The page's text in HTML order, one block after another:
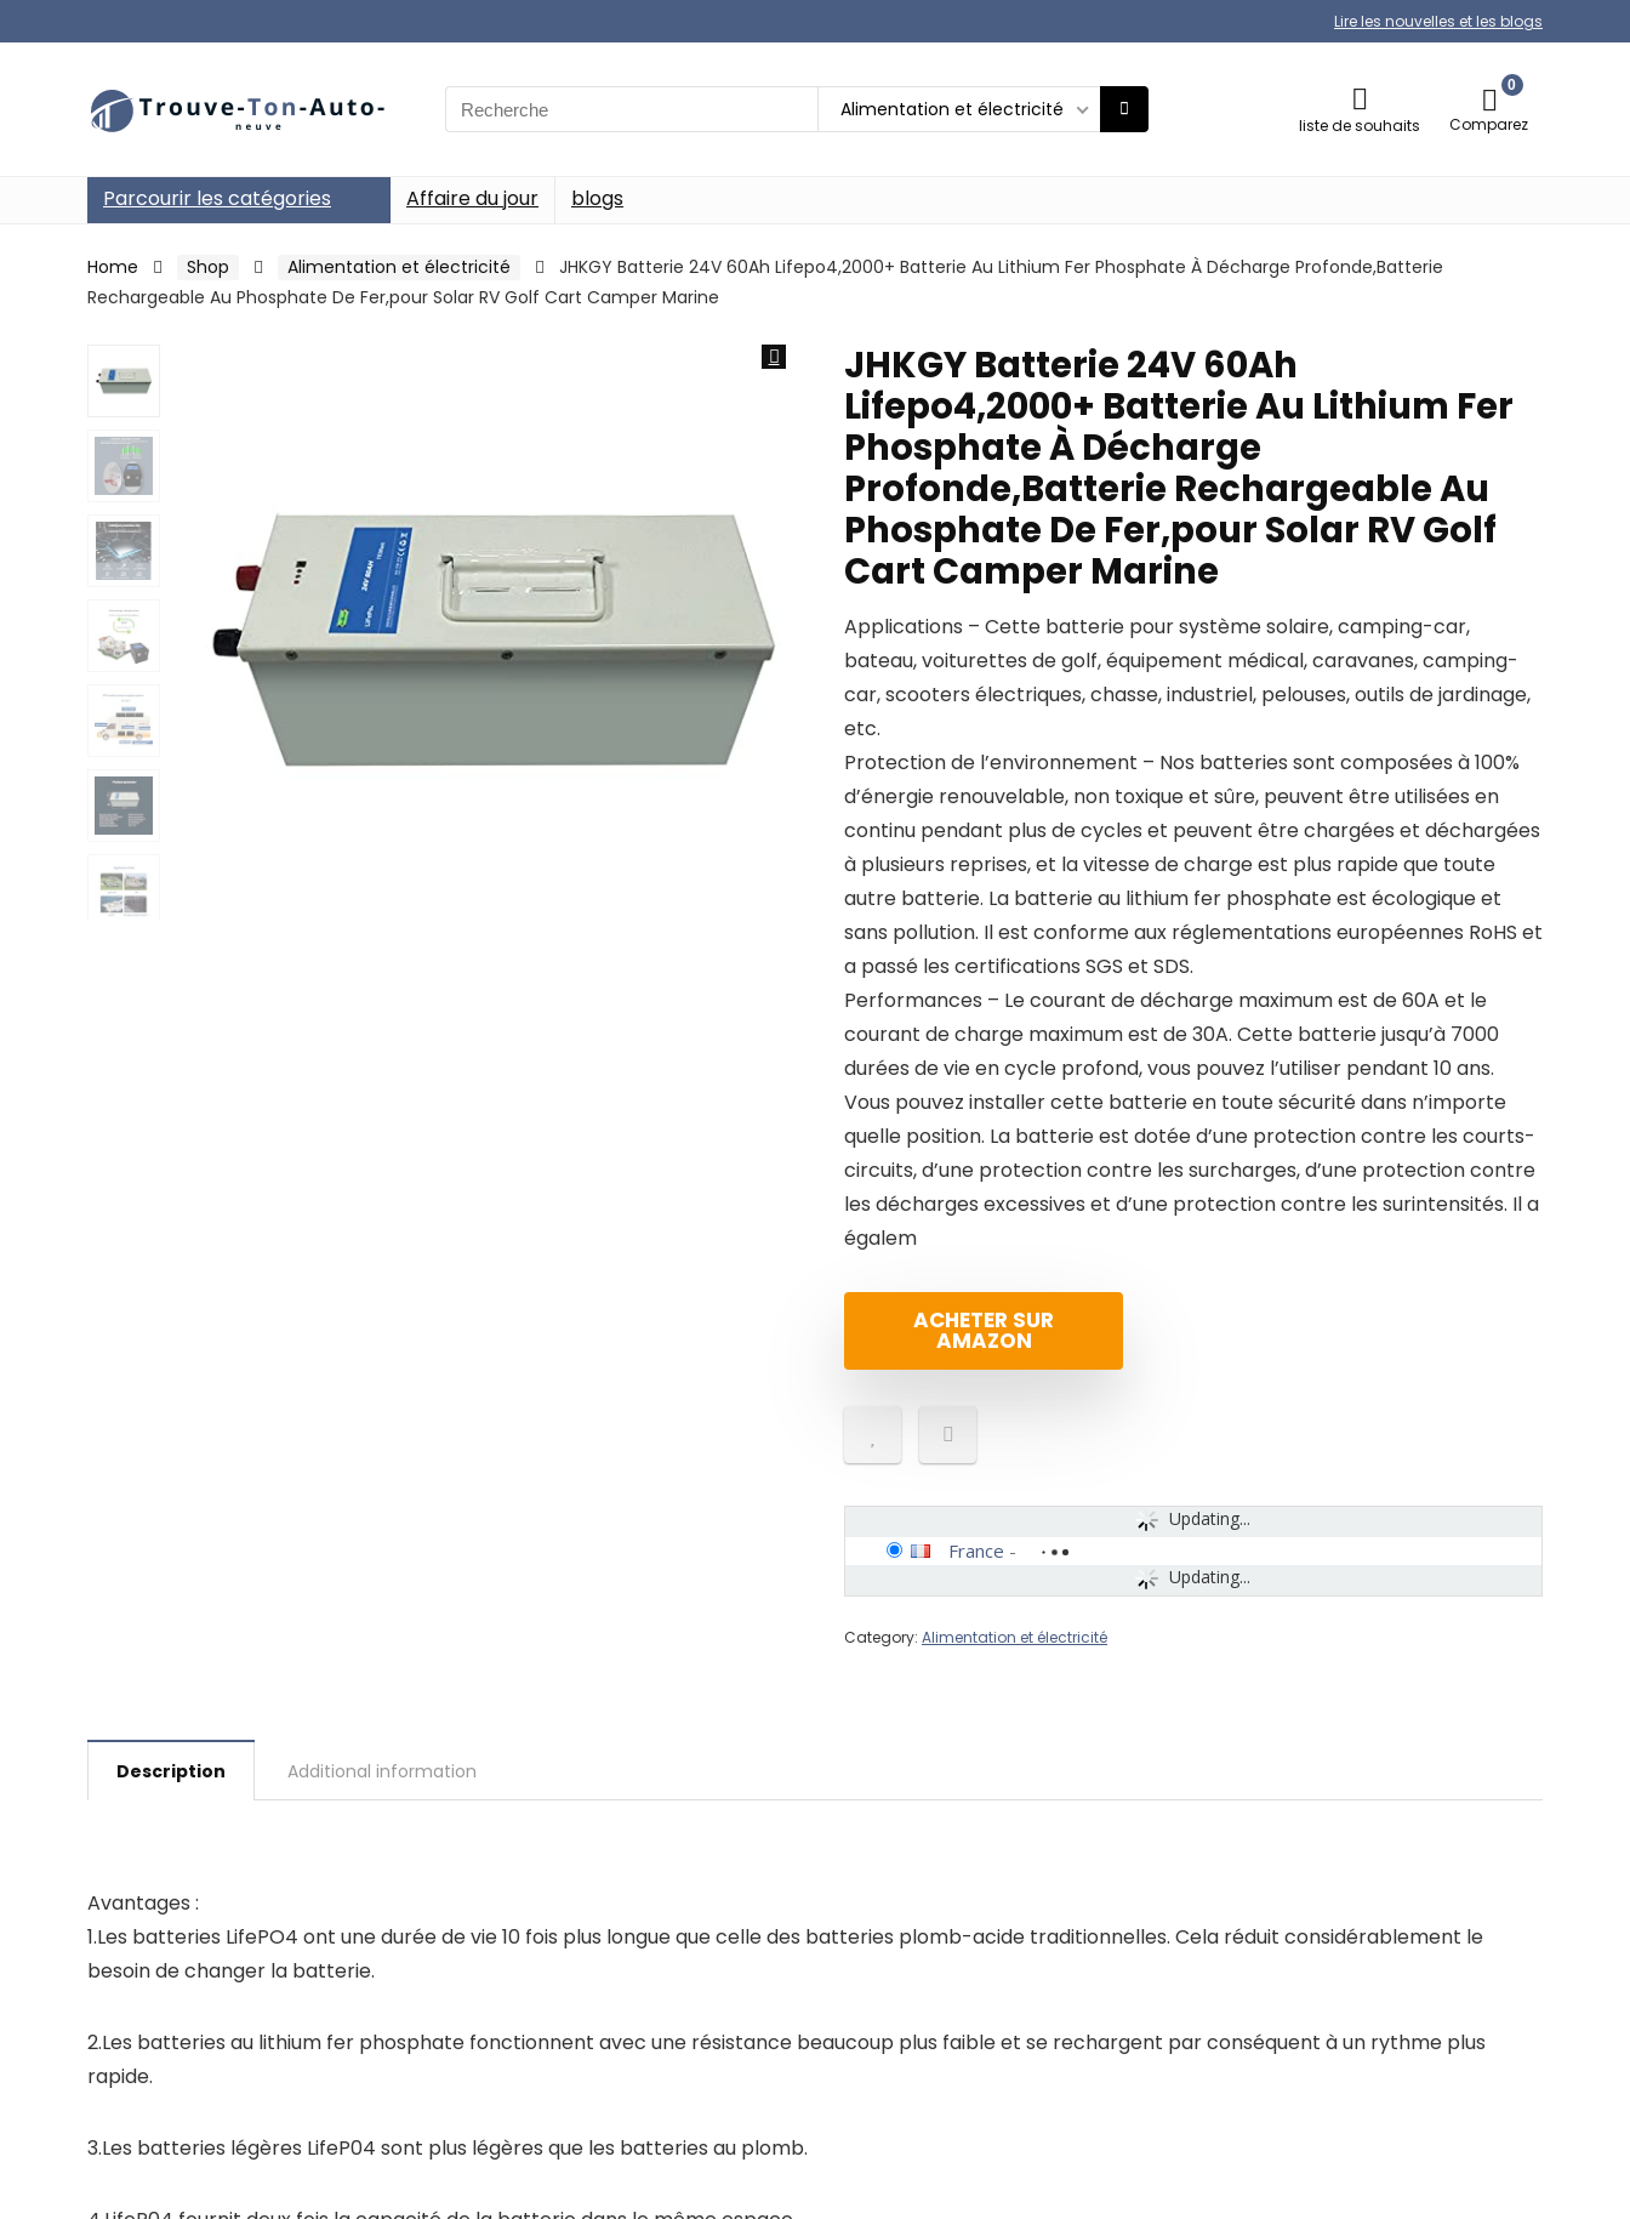
Lire les nouvelles et les blogs
Search
for:
Alimentation et électricité
liste de souhaits
0
Comparez
Parcourir les catégories Affaire du jour blogs
Home Shop Alimentation et électricité
JHKGY Batterie 24V 60Ah Lifepo4,2000+ Batterie Au Lithium Fer Phosphate À Décharge Profonde,Batterie
Rechargeable Au Phosphate De Fer,pour Solar RV Golf Cart Camper Marine
JHKGY Batterie 24V 60Ah
Lifepo4,2000+ Batterie Au Lithium Fer
Phosphate À Décharge
Profonde,Batterie Rechargeable Au
Phosphate De Fer,pour Solar RV Golf
Cart Camper Marine
Applications – Cette batterie pour système solaire, camping-car,
bateau, voiturettes de golf, équipement médical, caravanes, camping-
car, scooters électriques, chasse, industriel, pelouses, outils de jardinage,
etc.
Protection de l’environnement – Nos batteries sont composées à 100%
d’énergie renouvelable, non toxique et sûre, peuvent être utilisées en
continu pendant plus de cycles et peuvent être chargées et déchargées
à plusieurs reprises, et la vitesse de charge est plus rapide que toute
autre batterie. La batterie au lithium fer phosphate est écologique et
sans pollution. Il est conforme aux réglementations européennes RoHS et
a passé les certifications SGS et SDS.
Performances – Le courant de décharge maximum est de 60A et le
courant de charge maximum est de 30A. Cette batterie jusqu’à 7000
durées de vie en cycle profond, vous pouvez l’utiliser pendant 10 ans.
Vous pouvez installer cette batterie en toute sécurité dans n’importe
quelle position. La batterie est dotée d’une protection contre les courts-
circuits, d’une protection contre les surcharges, d’une protection contre
les décharges excessives et d’une protection contre les surintensités. Il a
égalem
ACHETER SUR
AMAZON
Updating...
Updating...
France -
Category: Alimentation et électricité
Description Additional information
Avantages :
1.Les batteries LifePO4 ont une durée de vie 10 fois plus longue que celle des batteries plomb-acide traditionnelles. Cela réduit considérablement le
besoin de changer la batterie.
2.Les batteries au lithium fer phosphate fonctionnent avec une résistance beaucoup plus faible et se rechargent par conséquent à un rythme plus
rapide.
3.Les batteries légères LifeP04 sont plus légères que les batteries au plomb.